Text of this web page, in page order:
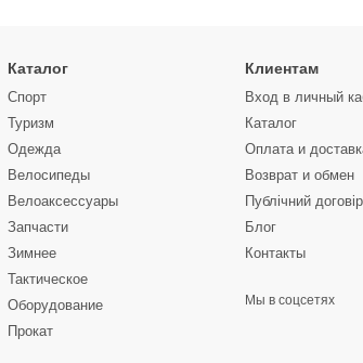
Каталог
Спорт
Туризм
Одежда
Велосипеды
Велоаксессуары
Запчасти
Зимнее
Тактическое
Оборудование
Прокат
Клиентам
Вход в личный
Каталог
Оплата и
Возврат и обмен
Публічний договір
Блог
Контакты
Мы в соцсетях